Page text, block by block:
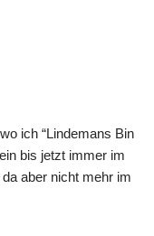
ich “Lindemans Bin
bis jetzt immer im
aber nicht mehr im